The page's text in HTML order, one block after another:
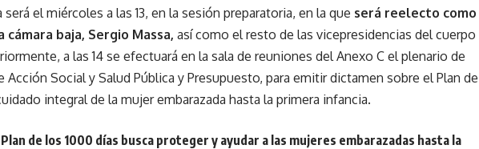
será el miércoles a las 13, en la sesión preparatoria, en la que será reelecto como
baja, Sergio Massa, así como el resto de las vicepresidencias del cuerpo
a las 14 se efectuará en la sala de reuniones del Anexo C el plenario de
Acción Social y Salud Pública y Presupuesto, para emitir dictamen sobre el Plan de
integral de la mujer embarazada hasta la primera infancia.
de los 1000 días busca proteger y ayudar a las mujeres embarazadas hasta la